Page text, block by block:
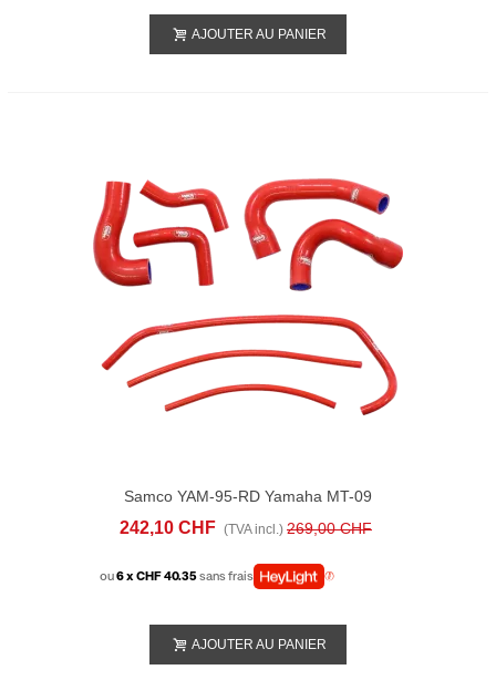
AJOUTER AU PANIER
Samco YAM-95-RD Yamaha MT-09
Tracer (2021-23) RADIATOR HOSE KITS
242,10 CHF (TVA incl.) 269,00 CHF
ou6 x CHF 40.35sans frais
AJOUTER AU PANIER